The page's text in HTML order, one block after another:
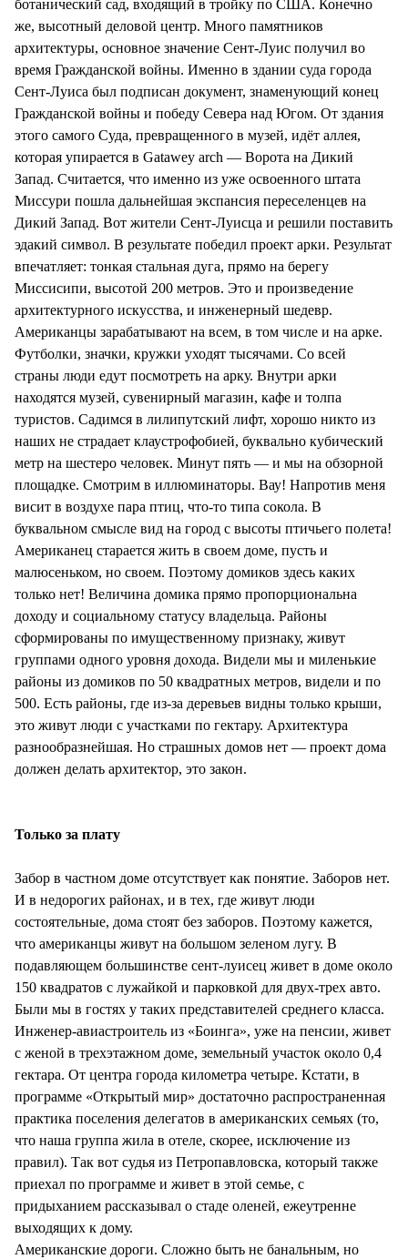
ботанический сад, входящий в тройку по США. Конечно
же, высотный деловой центр. Много памятников
архитектуры, основное значение Сент-Луис получил во
время Гражданской войны. Именно в здании суда города
Сент-Луиса был подписан документ, знаменующий конец
Гражданской войны и победу Севера над Югом. От здания
этого самого Суда, превращенного в музей, идёт аллея,
которая упирается в Gatawey arch — Ворота на Дикий
Запад. Считается, что именно из уже освоенного штата
Миссури пошла дальнейшая экспансия переселенцев на
Дикий Запад. Вот жители Сент-Луисца и решили поставить
эдакий символ. В результате победил проект арки. Результат
впечатляет: тонкая стальная дуга, прямо на берегу
Миссисипи, высотой 200 метров. Это и произведение
архитектурного искусства, и инженерный шедевр.
Американцы зарабатывают на всем, в том числе и на арке.
Футболки, значки, кружки уходят тысячами. Со всей
страны люди едут посмотреть на арку. Внутри арки
находятся музей, сувенирный магазин, кафе и толпа
туристов. Садимся в лилипутский лифт, хорошо никто из
наших не страдает клаустрофобией, буквально кубический
метр на шестеро человек. Минут пять — и мы на обзорной
площадке. Смотрим в иллюминаторы. Вау! Напротив меня
висит в воздухе пара птиц, что-то типа сокола. В
буквальном смысле вид на город с высоты птичьего полета!
Американец старается жить в своем доме, пусть и
малюсеньком, но своем. Поэтому домиков здесь каких
только нет! Величина домика прямо пропорциональна
доходу и социальному статусу владельца. Районы
сформированы по имущественному признаку, живут
группами одного уровня дохода. Видели мы и миленькие
районы из домиков по 50 квадратных метров, видели и по
500. Есть районы, где из-за деревьев видны только крыши,
это живут люди с участками по гектару. Архитектура
разнообразнейшая. Но страшных домов нет — проект дома
должен делать архитектор, это закон.
Только за плату
Забор в частном доме отсутствует как понятие. Заборов нет.
И в недорогих районах, и в тех, где живут люди
состоятельные, дома стоят без заборов. Поэтому кажется,
что американцы живут на большом зеленом лугу. В
подавляющем большинстве сент-луисец живет в доме около
150 квадратов с лужайкой и парковкой для двух-трех авто.
Были мы в гостях у таких представителей среднего класса.
Инженер-авиастроитель из «Боинга», уже на пенсии, живет
с женой в трехэтажном доме, земельный участок около 0,4
гектара. От центра города километра четыре. Кстати, в
программе «Открытый мир» достаточно распространенная
практика поселения делегатов в американских семьях (то,
что наша группа жила в отеле, скорее, исключение из
правил). Так вот судья из Петропавловска, который также
приехал по программе и живет в этой семье, с
придыханием рассказывал о стаде оленей, ежеутренне
выходящих к дому.
Американские дороги. Сложно быть не банальным, но